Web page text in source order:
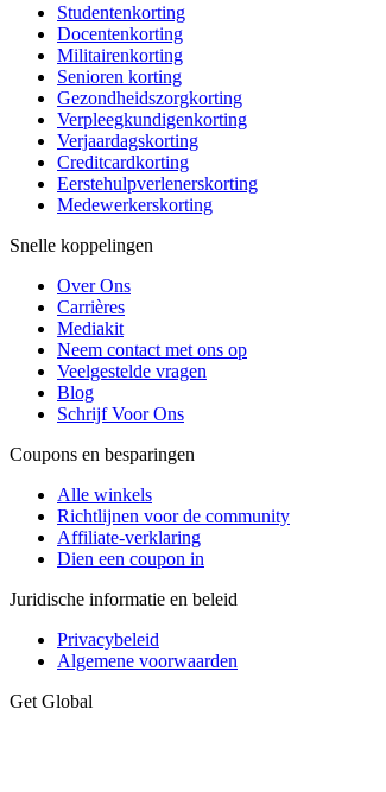
Studentenkorting
Docentenkorting
Militairenkorting
Senioren korting
Gezondheidszorgkorting
Verpleegkundigenkorting
Verjaardagskorting
Creditcardkorting
Eerstehulpverlenerskorting
Medewerkerskorting
Snelle koppelingen
Over Ons
Carrières
Mediakit
Neem contact met ons op
Veelgestelde vragen
Blog
Schrijf Voor Ons
Coupons en besparingen
Alle winkels
Richtlijnen voor de community
Affiliate-verklaring
Dien een coupon in
Juridische informatie en beleid
Privacybeleid
Algemene voorwaarden
Get Global